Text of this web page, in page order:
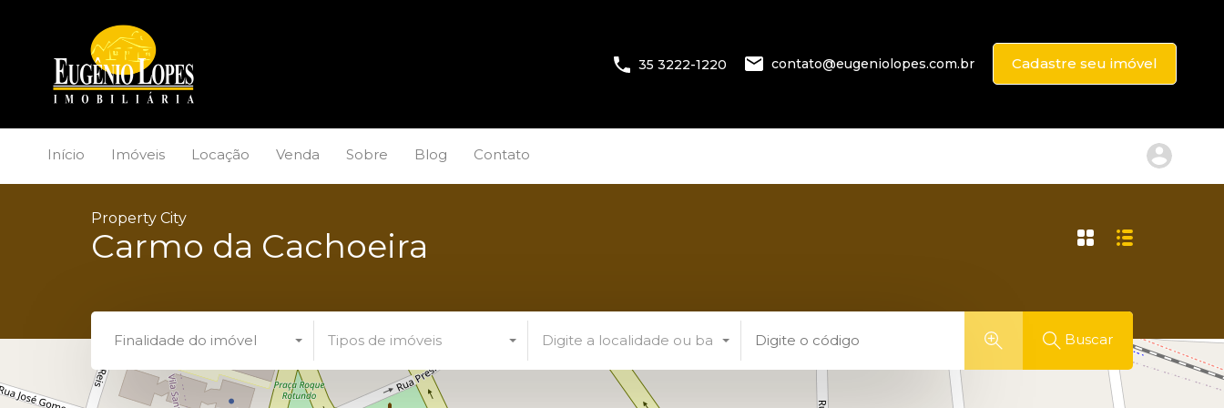
35 3222-1220 contato@eugeniolopes.com.br Cadastre seu imóvel
Início Imóveis Locação Venda Sobre Blog Contato
Property City
Carmo da Cachoeira
Finalidade do imóvel Tipos de imóveis Digite a localidade ou bairro Buscar